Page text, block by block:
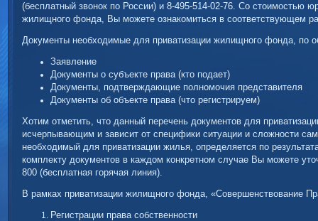
(бесплатный звонок по России) и 8-495-514-02-76. Со стоимостью
жилищного фонда, Вы можете ознакомиться в соответствующем
Документы необходимые для приватизации жилищного фонда, по
Заявление
Документы о субъекте права (кто подает)
Документы, подтверждающие полномочия представителя
Документы об объекте права (что регистрируем)
Хотим отметить, что данный перечень документов для
исчерпывающим и зависит от специфики ситуации и сложности
необходимый для приватизации жилья, определяется по
комплекту документов в каждом конкретном случае Вы можете
800 (бесплатная горячая линия).
В рамках приватизации жилищного фонда, «Совершенствование
Регистрации права собственности